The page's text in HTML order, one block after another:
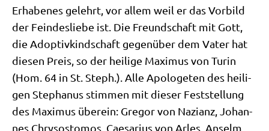
Erha­be­nes gelehrt, vor allem weil er das Vor­bild
der Fein­des­lie­be ist. Die Freund­schaft mit Gott,
die Adop­tiv­kind­schaft gegen­über dem Vater hat
die­sen Preis, so der hei­li­ge Maxi­mus von Turin
(Hom. 64 in St. Steph.). Alle Apo­lo­ge­ten des hei­li­
gen Ste­pha­nus stim­men mit die­ser Fest­stel­lung
des Maxi­mus über­ein: Gre­gor von Nazi­anz, Johan­
nes Chry­so­sto­mos, Cae­sa­ri­us von Arles, Anselm …